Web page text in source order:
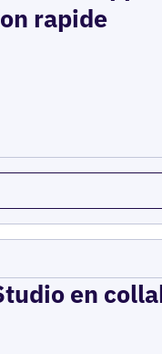
rapide
en